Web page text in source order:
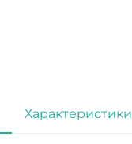
Характеристики